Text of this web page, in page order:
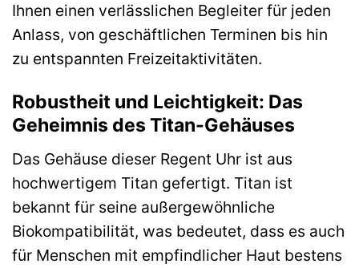
Ihnen einen verlässlichen Begleiter für jeden
Anlass, von geschäftlichen Terminen bis hin
zu entspannten Freizeitaktivitäten.
Robustheit und Leichtigkeit: Das
Geheimnis des Titan-Gehäuses
Das Gehäuse dieser Regent Uhr ist aus
hochwertigem Titan gefertigt. Titan ist
bekannt für seine außergewöhnliche
Biokompatibilität, was bedeutet, dass es auch
für Menschen mit empfindlicher Haut bestens